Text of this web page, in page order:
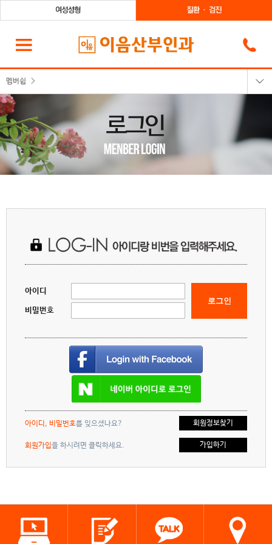
멤버쉽
회원가입
회원정보찾기
아이디
비밀번호
로그인
아이디, 비밀번호를 잊으셨나요? 회원정보찾기
회원가입을 하시려면 클릭하세요. 가입하기